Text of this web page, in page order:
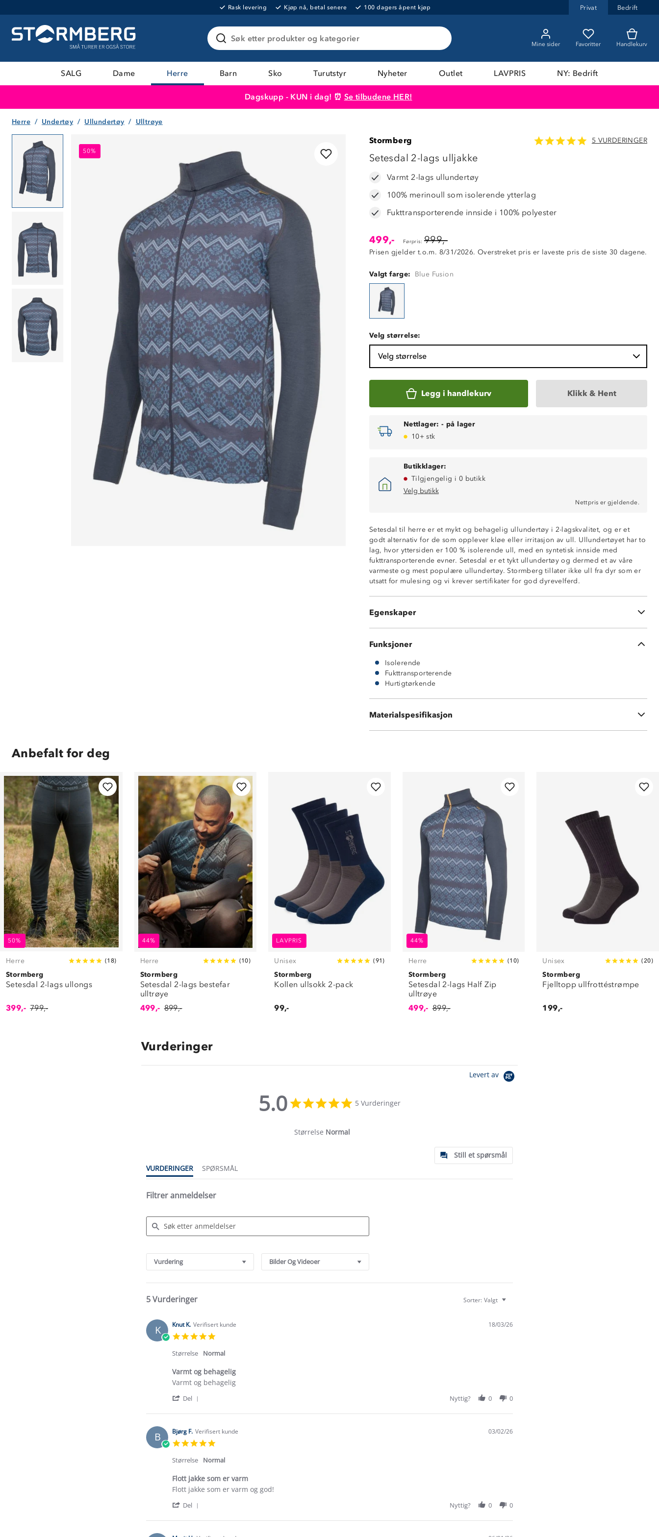
Rask levering Kjøp nå, betal senere 100 dagers åpent kjøp Privat Bedrift
Søk etter produkter og kategorier
Mine sider Favoritter Handlekurv
SALG Dame Herre Barn Sko Turutstyr Nyheter Outlet LAVPRIS NY: Bedrift
Dagskupp - KUN i dag! ⏰ Se tilbudene HER!
Herre Undertøy Ullundertøy Ulltrøye
50%
50%
Stormberg 5 VURDERINGER
Setesdal 2-lags ulljakke
Varmt 2-lags ullundertøy
100% merinoull som isolerende ytterlag
Fukttransporterende innside i 100% polyester
499,- Førpris: 999,-
Prisen gjelder t.o.m. 8/31/2026. Overstreket pris er laveste pris de siste 30 dagene.
Valgt farge: Blue Fusion
Velg størrelse:
Velg størrelse
Legg i handlekurv Klikk & Hent
Nettlager: - på lager
10+ stk
Butikklager:
Tilgjengelig i 0 butikk
Velg butikk
Nettpris er gjeldende.
Setesdal til herre er et mykt og behagelig ullundertøy i 2-lagskvalitet, og er et
godt alternativ for de som opplever kløe eller irritasjon av ull. Ullundertøyet har to
lag, hvor yttersiden er 100 % isolerende ull, med en syntetisk innside med
fukttransporterende evner. Setesdal er et tykt ullundertøy og dermed et av våre
varmeste og mest populære ullundertøy. Stormberg tillater ikke ull fra dyr som er
utsatt for mulesing og vi krever sertifikater for god dyrevelferd.
Egenskaper
Varmt 2-lags ullundertøy
100% merinoull som isolerende ytterlag
Fukttransporterende innside i 100% polyester
Hurtigtørkende
Noe nupping kan forekomme etter bruk
Funksjoner
Isolerende
Fukttransporterende
Hurtigtørkende
Materialspesifikasjon
Innside i 100 % polyester (200 gsm)
Anbefalt for deg
50%
Herre (18)
Stormberg
Setesdal 2-lags ullongs
399,- 799,-
44%
Herre (10)
Stormberg
Setesdal 2-lags bestefar
ulltrøye
499,- 899,-
LAVPRIS
Unisex (91 )
Stormberg
Kollen ullsokk 2-pack
99,-
44%
Herre (10)
Stormberg
Setesdal 2-lags Half Zip
ulltrøye
499,- 899,-
Unisex ( 20)
Stormberg
Fjelltopp ullfrottéstrømpe
199,-
Vurderinger
Levert av
5.0
star
5 Vurderinger
Størrelse Normal
Still et spørsmål
VURDERINGER
SPØRSMÅL
Filtrer anmeldelser
Reviews
Vurdering Bilder Og Videoer
5 Vurderinger Sorter: Valgt
K Knut K. Verifisert kunde
rating
18/03/26
Størrelse Normal
Varmt og behagelig
Review
Knut
on
Mar
2026
review
Varmt
behagelig
Varmt og behagelig
Del
Review
Knut
K.
on
18
Mar
Nyttig? 0 0
B Bjørg F. Verifisert kunde
rating
03/02/26
Størrelse Normal
Flott jakke som er varm
Review
Bjørg
on
review
Flott
som
Flott jakke som er varm og god!
Del
Review
Nyttig? 0 0